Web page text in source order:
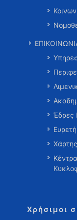
Έδρες
Χρήσιμοι